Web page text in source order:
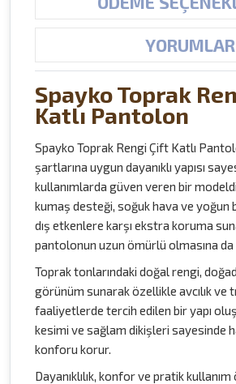
YORUMLAR
Spayko Toprak
Katlı Pantolon
Spayko Toprak Rengi Çift Katlı
şartlarına uygun dayanıklı yapısı
kullanımlarda güven veren bir
kumaş desteği, soğuk hava ve yoğun
dış etkenlere karşı ekstra koruma
pantolonun uzun ömürlü olmasına da
Toprak tonlarındaki doğal rengi,
görünüm sunarak özellikle avcılık ve
faaliyetlerde tercih edilen bir yapı
kesimi ve sağlam dikişleri sayesinde
konforu korur.
Dayanıklılık, konfor ve pratik